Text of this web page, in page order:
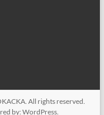
. All rights reserved.
by:WordPress.